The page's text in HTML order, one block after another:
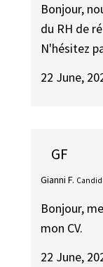
Bonjour,
du RH de
N'hésitez
22 June,
GF
Gianni F.
Bonjour,
mon CV.
22 June,